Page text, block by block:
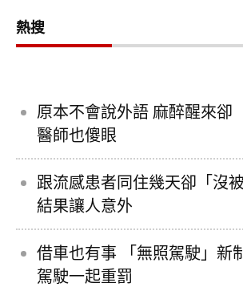
熱搜
原本不會說外語 麻醉醒來卻
醫師也傻眼
跟流感患者同住幾天卻「沒
結果讓人意外
借車也有事 「無照駕駛」新
駕駛一起重罰